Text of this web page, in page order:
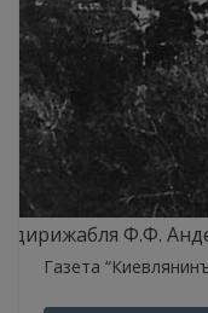
дирижабля Ф.Ф.
Газета